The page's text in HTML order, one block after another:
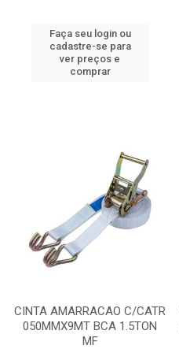
Faça seu login ou
cadastre-se para
ver preços e
comprar
CINTA AMARRACAO C/CATR
050MMX9MT BCA 1.5TON
MF